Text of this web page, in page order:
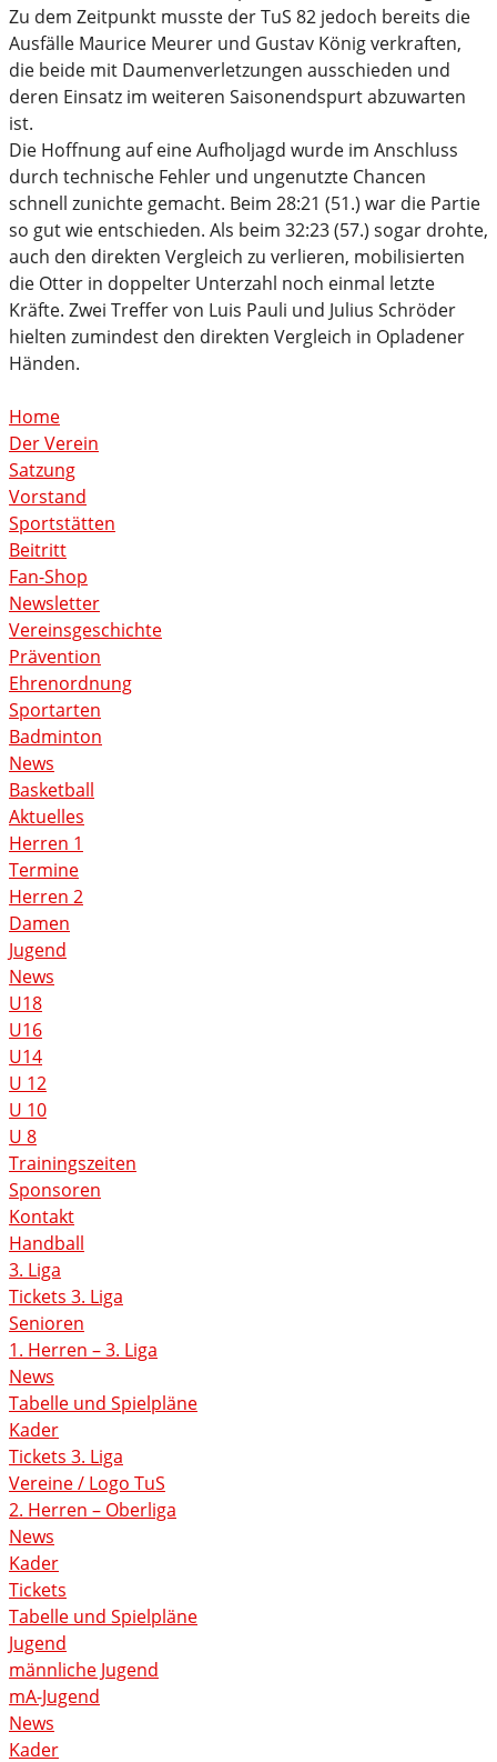
Zu dem Zeitpunkt musste der TuS 82 jedoch bereits die
Ausfälle Maurice Meurer und Gustav König verkraften,
die beide mit Daumenverletzungen ausschieden und
deren Einsatz im weiteren Saisonendspurt abzuwarten
ist.
Die Hoffnung auf eine Aufholjagd wurde im Anschluss
durch technische Fehler und ungenutzte Chancen
schnell zunichte gemacht. Beim 28:21 (51.) war die Partie
so gut wie entschieden. Als beim 32:23 (57.) sogar drohte,
auch den direkten Vergleich zu verlieren, mobilisierten
die Otter in doppelter Unterzahl noch einmal letzte
Kräfte. Zwei Treffer von Luis Pauli und Julius Schröder
hielten zumindest den direkten Vergleich in Opladener
Händen.
Home
Der Verein
Satzung
Vorstand
Sportstätten
Beitritt
Fan-Shop
Newsletter
Vereinsgeschichte
Prävention
Ehrenordnung
Sportarten
Badminton
News
Basketball
Aktuelles
Herren 1
Termine
Herren 2
Damen
Jugend
News
U18
U16
U14
U 12
U 10
U 8
Trainingszeiten
Sponsoren
Kontakt
Handball
3. Liga
Tickets 3. Liga
Senioren
1. Herren – 3. Liga
News
Tabelle und Spielpläne
Kader
Tickets 3. Liga
Vereine / Logo TuS
2. Herren – Oberliga
News
Kader
Tickets
Tabelle und Spielpläne
Jugend
männliche Jugend
mA-Jugend
News
Kader